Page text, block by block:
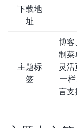
下载地
址
主题标
签
博客
制菜
灵
一
言支